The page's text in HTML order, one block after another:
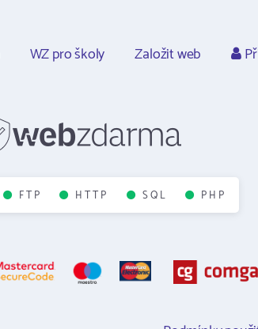
WZ pro školy Založit web
FTP HTTP SQL PHP